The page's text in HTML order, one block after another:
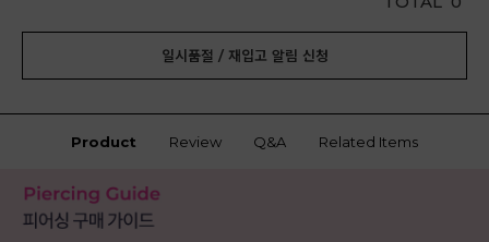
일시품절 / 재입고 알림 신청
Product Review Q&A Related Items